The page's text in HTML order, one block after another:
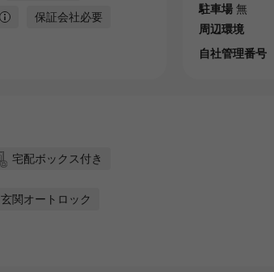
保証会社必要
駐車場 無
周辺環境
自社管理番号
宅配ボックス付き
玄関オートロック